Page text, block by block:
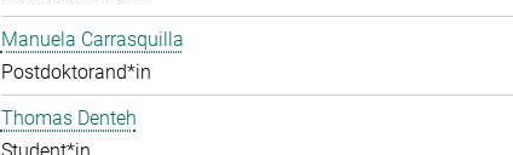
Manuela Carrasquilla
Postdoktorand*in
Thomas Denteh